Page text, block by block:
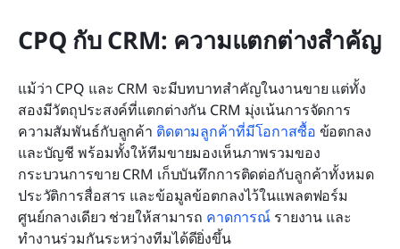
CPQ กับ CRM: ความแตกต่างสำคัญ
แม้ว่า CPQ และ CRM จะมีบทบาทสำคัญในงานขาย แต่ทั้ง
สองมีวัตถุประสงค์ที่แตกต่างกัน CRM มุ่งเน้นการจัดการ
ความสัมพันธ์กับลูกค้า ติดตามลูกค้าที่มีโอกาสซื้อ ข้อตกลง
และบัญชี พร้อมทั้งให้ทีมขายมองเห็นภาพรวมของ
กระบวนการขาย CRM เก็บบันทึกการติดต่อกับลูกค้าทั้งหมด
ประวัติการสื่อสาร และข้อมูลข้อตกลงไว้ในแพลตฟอร์ม
ศูนย์กลางเดียว ช่วยให้สามารถ คาดการณ์ รายงาน และ
ทำงานร่วมกันระหว่างทีมได้ดียิ่งขึ้น